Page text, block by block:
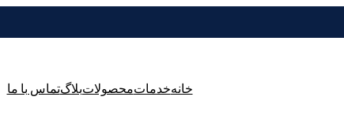
خانهخدماتمحصولاتبلاگتماس با ما